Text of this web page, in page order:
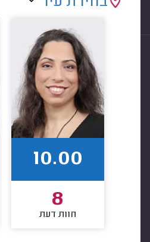
10.00
8
חוות דעת